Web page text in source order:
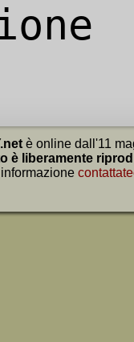
è online dall'11
è liberamente